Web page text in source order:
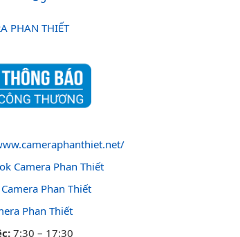
PHAN THIẾT
Camera Phan Thiết
Phan Thiết
Phan Thiết
7:30 – 17:30